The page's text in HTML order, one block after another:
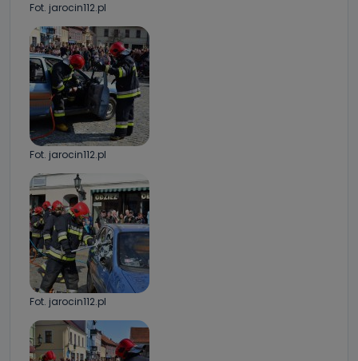
Fot. jarocin112.pl
Fot. jarocin112.pl
Fot. jarocin112.pl